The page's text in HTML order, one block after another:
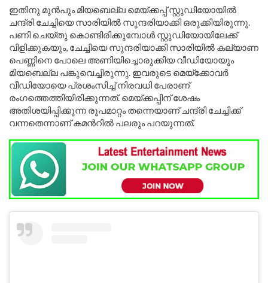
ഇതിനു മുൻപും മിയബെല്ല മെയ്ക്കപ്പ് സ്റ്റുഡിയോയിൽ
ചന്ദ്രി ചേച്ചിയെ സാരിയിൽ സുന്ദരിയാക്കി ഒരുക്കിയിരുന്നു.
പണി ചെയ്തു കൊണ്ടിരിക്കുമ്പോൾ സ്റ്റുഡിയോയിലേക്ക്
വിളിക്കുകയും, ചേച്ചിയെ സുന്ദരിയാക്കി സാരിയിൽ കല്യാണ
പെണ്ണിനെ പോലെ അണിയിച്ചൊരുക്കിയ വീഡിയോയും
മിയബെല്ല പങ്കുവെച്ചിരുന്നു. ഇവരുടെ മെയ്ക്കോവർ
വീഡിയോയെ പ്രശംസിച്ച് നിരവധി പേരാണ്
രംഗത്തെത്തിയിരിക്കുന്നത്. മെയ്ക്കപ്പിന് ശേഷം
അതിശയിപ്പിക്കുന്ന രൂപമാറ്റം തന്നെയാണ് ചന്ദ്രി ചേച്ചിക്ക്
വന്നതെന്നാണ് കമൻറിൽ പലരും പറയുന്നത്.